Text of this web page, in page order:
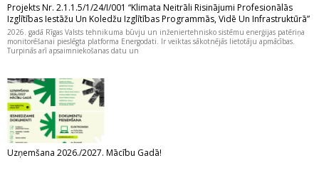
Projekts Nr. 2.1.1.5/1/24/I/001 “Klimata Neitrāli Risinājumi Profesionālās
Izglītības Iestāžu Un Koledžu Izglītības Programmās, Vidē Un Infrastruktūrā”
2026. gadā Rīgas Valsts tehnikuma būvju un inženiertehnisko sistēmu enerģijas patēriņa
monitorēšanai pieslēgta platforma Energodati. Ir veiktas sākotnējās lietotāju apmācības.
Turpinās arī apsaimniekošanas datu un
Uzņemšana 2026./2027. Mācību Gadā!